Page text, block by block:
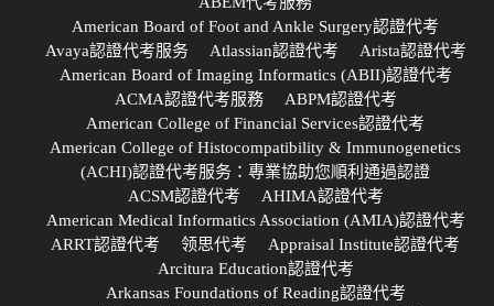
American Board of Foot and Ankle Surgery認證代考
Avaya認證代考服务
Atlassian認證代考
Arista認證代考
American Board of Imaging Informatics (ABII)認證代考
ACMA認證代考服務
ABPM認證代考
American College of Financial Services認證代考
American College of Histocompatibility & Immunogenetics
(ACHI)認證代考服务：專業協助您順利通過認證
ACSM認證代考
AHIMA認證代考
American Medical Informatics Association (AMIA)認證代考
ARRT認證代考
领思代考
Appraisal Institute認證代考
Arcitura Education認證代考
Arkansas Foundations of Reading認證代考